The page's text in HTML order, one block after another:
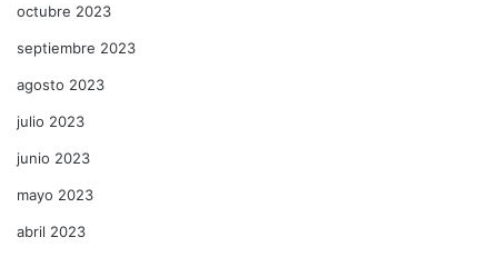
octubre 2023
septiembre 2023
agosto 2023
julio 2023
junio 2023
mayo 2023
abril 2023